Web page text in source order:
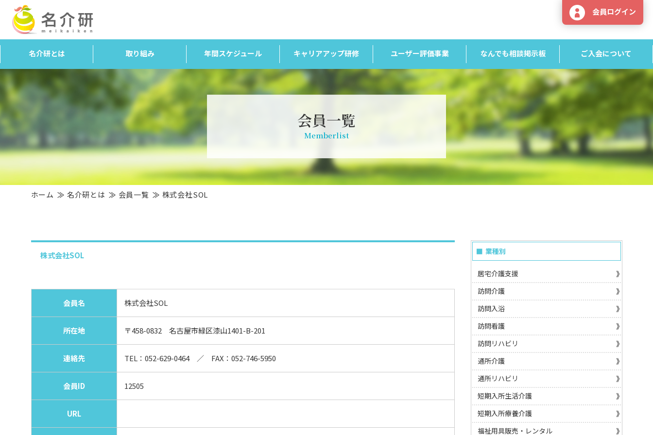
会員ログイン
名介研とは 取り組み 年間スケジュール キャリアアップ研修 ユーザー評価事業 なんでも相談掲示板 ご入会について
会員一覧
Memberlist
ホーム 名介研とは 会員一覧 株式会社SOL
株式会社SOL
会員名 株式会社SOL
所在地 〒458-0832 名古屋市緑区漆山1401-B-201
連絡先 TEL： 052-629-0464／ FAX：052-746-5950
会員ID 12505
URL
業種別
居宅介護支援
訪問介護
訪問入浴
訪問看護
訪問リハビリ
通所介護
通所リハビリ
短期入所生活介護
短期入所療養介護
福祉用具販売・レンタル